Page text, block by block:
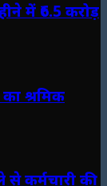
में ₹6.5 करोड़
श्रमिक
से कर्मचारी की